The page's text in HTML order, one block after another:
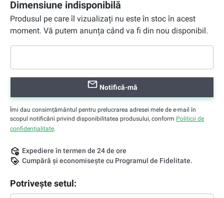
Dimensiune indisponibilă
Produsul pe care îl vizualizați nu este în stoc în acest
moment. Vă putem anunța când va fi din nou disponibil.
Notifică-mă
Îmi dau consimțământul pentru prelucrarea adresei mele de e-mail în
scopul notificării privind disponibilitatea produsului, conform Politicii de
confidențialitate.
Expediere în termen de 24 de ore
Cumpără și economisește cu Programul de Fidelitate.
Potrivește setul: